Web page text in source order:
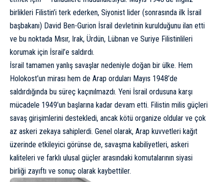
birlikleri Filistin’i terk ederken, Siyonist lider (sonrasında ilk İsrail
başbakanı) David Ben-Gurion İsrail devletinin kurulduğunu ilan etti
ve bu noktada Mısır, Irak, Ürdün, Lübnan ve Suriye Filistinlileri
korumak için İsrail’e saldırdı.
İsrail tamamen yanlış savaşlar nedeniyle doğan bir ülke. Hem
Holokost’un mirası hem de Arap orduları Mayıs 1948’de
saldırdığında bu süreç kaçınılmazdı. Yeni İsrail ordusuna karşı
mücadele 1949’un başlarına kadar devam etti. Filistin milis güçleri
savaş girişimlerini destekledi, ancak kötü organize oldular ve çok
az askeri zekaya sahiplerdi. Genel olarak, Arap kuvvetleri kağıt
üzerinde etkileyici görünse de, savaşma kabiliyetleri, askeri
kaliteleri ve farklı ulusal güçler arasındaki komutalarının siyasi
birliği zayıftı ve sonuç olarak kaybettiler.